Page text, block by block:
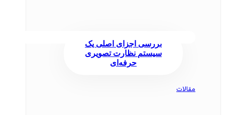
بررسی اجزای اصلی یک
سیستم نظارت تصویری
حرفه‌ای
مقالات